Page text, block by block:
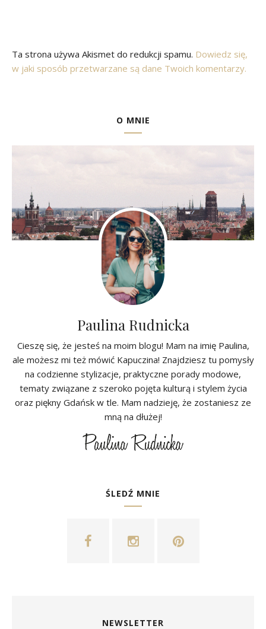
Ta strona używa Akismet do redukcji spamu. Dowiedz się,
w jaki sposób przetwarzane są dane Twoich komentarzy.
O MNIE
Paulina Rudnicka
Cieszę się, że jesteś na moim blogu! Mam na imię Paulina,
ale możesz mi też mówić Kapuczina! Znajdziesz tu pomysły
na codzienne stylizacje, praktyczne porady modowe,
tematy związane z szeroko pojęta kulturą i stylem życia
oraz piękny Gdańsk w tle. Mam nadzieję, że zostaniesz ze
mną na dłużej!
ŚLEDŹ MNIE
NEWSLETTER